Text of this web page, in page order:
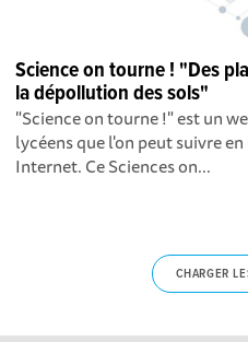
Science on tourne ! "Des
la dépollution des sols"
"Science on tourne !" est un
lycéens que l'on peut suivre
Internet. Ce Sciences on...
CHARGER